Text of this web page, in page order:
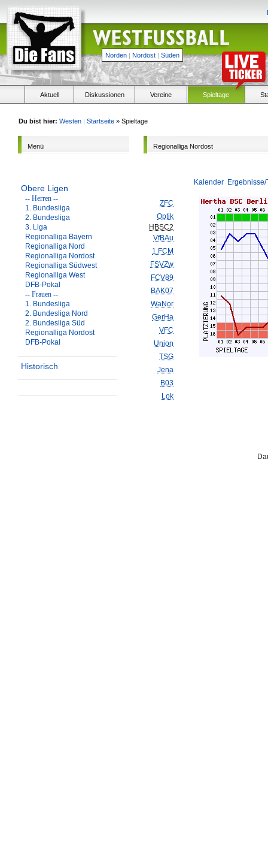
Norden | Nordost | Süden
Aktuell Diskussionen Vereine Spieltage
Du bist hier: Westen | Startseite » Spieltage
Menü
Obere Ligen
-- Herren --
1. Bundesliga
2. Bundesliga
3. Liga
Regionalliga Bayern
Regionalliga Nord
Regionalliga Nordost
Regionalliga Südwest
Regionalliga West
DFB-Pokal
-- Frauen --
1. Bundesliga
2. Bundesliga Nord
2. Bundesliga Süd
Regionalliga Nordost
DFB-Pokal
Historisch
Regionalliga Nordost
Kalender
ZFC
Optik
HBSC2
VfBAu
1.FCM
FSVZw
FCV89
BAK07
WaNor
GerHa
VFC
Union
TSG
Jena
B03
Lok